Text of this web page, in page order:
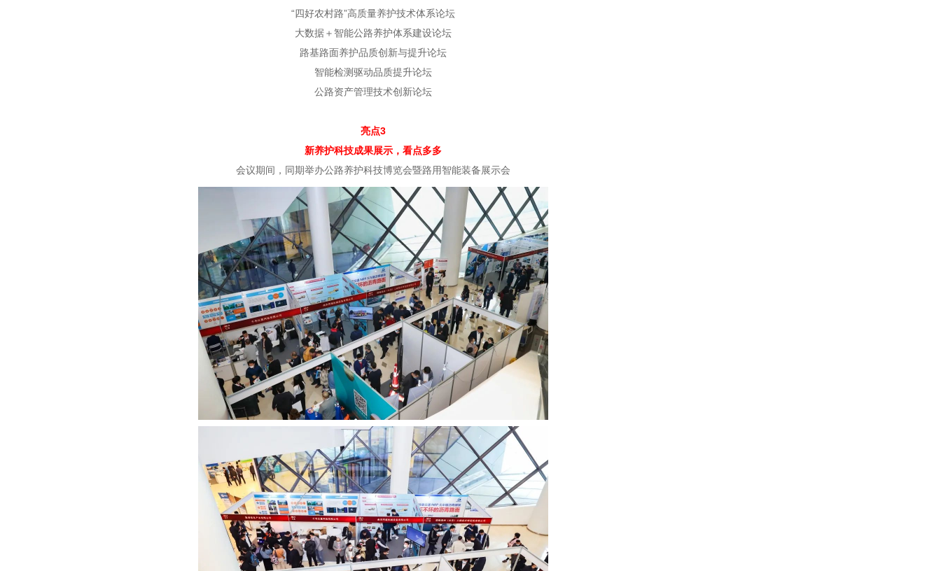
“四好农村路”高质量养护技术体系论坛
大数据＋智能公路养护体系建设论坛
路基路面养护品质创新与提升论坛
智能检测驱动品质提升论坛
公路资产管理技术创新论坛
亮点3
新养护科技成果展示，看点多多
会议期间，同期举办公路养护科技博览会暨路用智能装备展示会